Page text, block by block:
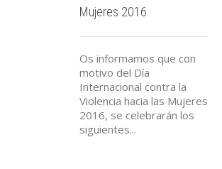
Mujeres 2016
Os informamos que con
motivo del Día
Internacional contra la
Violencia hacia las Mujeres
2016, se celebrarán los
siguientes...